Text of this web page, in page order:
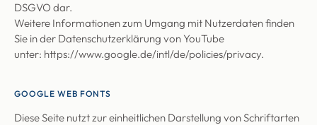
DSGVO dar.
Weitere Informationen zum Umgang mit Nutzerdaten finden
Sie in der Datenschutzerklärung von YouTube
unter: https://www.google.de/intl/de/policies/privacy.
GOOGLE WEB FONTS
Diese Seite nutzt zur einheitlichen Darstellung von Schriftarten